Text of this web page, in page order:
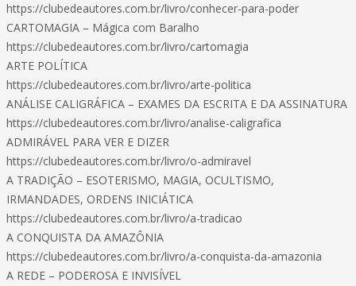
https://clubedeautores.com.br/livro/conhecer-para-poder
CARTOMAGIA – Mágica com Baralho
https://clubedeautores.com.br/livro/cartomagia
ARTE POLÍTICA
https://clubedeautores.com.br/livro/arte-politica
ANÁLISE CALIGRÁFICA – EXAMES DA ESCRITA E DA ASSINATURA
https://clubedeautores.com.br/livro/analise-caligrafica
ADMIRÁVEL PARA VER E DIZER
https://clubedeautores.com.br/livro/o-admiravel
A TRADIÇÃO – ESOTERISMO, MAGIA, OCULTISMO,
IRMANDADES, ORDENS INICIÁTICA
https://clubedeautores.com.br/livro/a-tradicao
A CONQUISTA DA AMAZÔNIA
https://clubedeautores.com.br/livro/a-conquista-da-amazonia
A REDE – PODEROSA E INVISÍVEL